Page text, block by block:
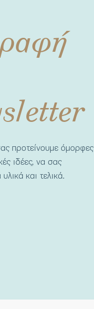
προτείνουμε όμορφες
ιδέες, να σας
και τελικά.